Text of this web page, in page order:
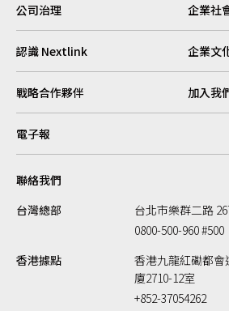
公司治理 企業社
認識 Nextlink 企業文
戰略合作夥伴 加入我
電子報
聯絡我們
台灣總部
台北市樂群二路
0800-500-960 #500
香港據點
香港九龍紅磡都
廈2710-12室
+852-37054262